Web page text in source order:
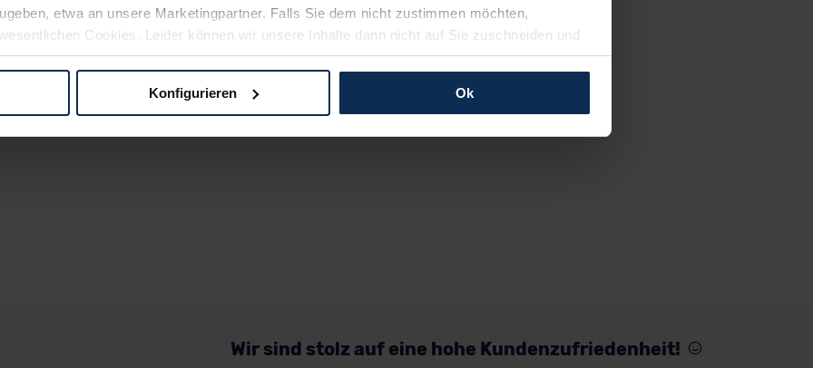
etwa an unsere Marketingpartner. Falls Sie dem nicht zustimmen möchten,
Cookies. Leider können wir unsere Inhalte dann nicht auf Sie zuschneiden und
Weg zu Ihrem Neuwagen unterstützen. Sie können die Einstellungen jederzeit anpassen
Konfigurieren Ok
Wir sind stolz auf eine hohe Kundenzufriedenheit!